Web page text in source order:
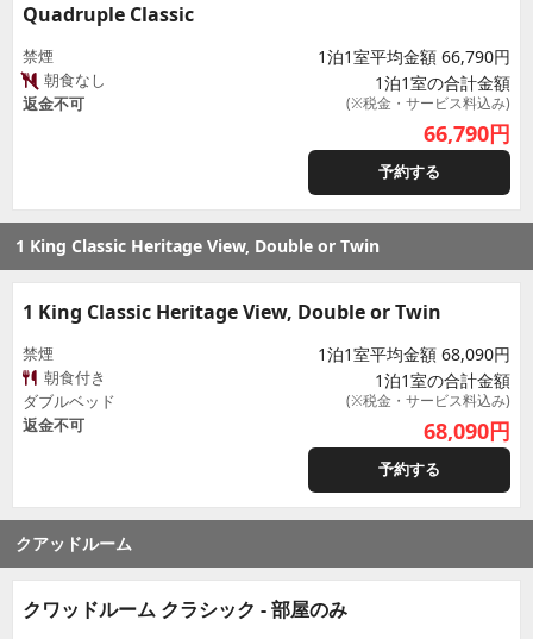
Quadruple Classic
禁煙
朝食なし
返金不可
1泊1室平均金額 66,790円
1泊1室の合計金額
(※税金・サービス料込み)
66,790円
予約する
1 King Classic Heritage View, Double or Twin
1 King Classic Heritage View, Double or Twin
禁煙
朝食付き
ダブルベッド
返金不可
1泊1室平均金額 68,090円
1泊1室の合計金額
(※税金・サービス料込み)
68,090円
予約する
クアッドルーム
クワッドルーム クラシック - 部屋のみ